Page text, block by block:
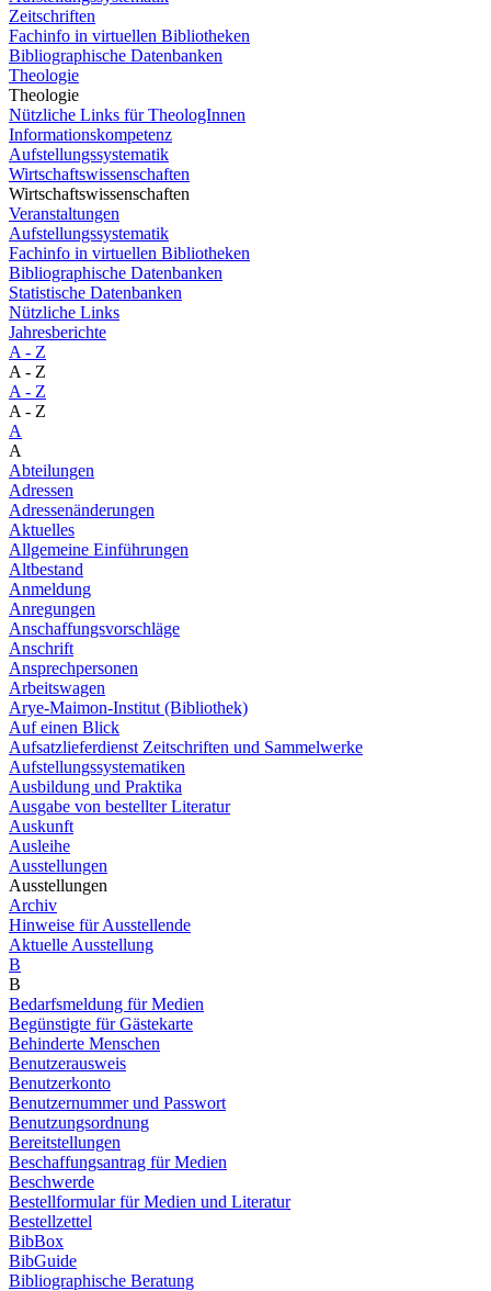
Zeitschriften
Fachinfo in virtuellen Bibliotheken
Bibliographische Datenbanken
Theologie
Theologie
Nützliche Links für TheologInnen
Informationskompetenz
Aufstellungssystematik
Wirtschaftswissenschaften
Wirtschaftswissenschaften
Veranstaltungen
Aufstellungssystematik
Fachinfo in virtuellen Bibliotheken
Bibliographische Datenbanken
Statistische Datenbanken
Nützliche Links
Jahresberichte
A - Z
A - Z
A - Z
A - Z
A
A
Abteilungen
Adressen
Adressenänderungen
Aktuelles
Allgemeine Einführungen
Altbestand
Anmeldung
Anregungen
Anschaffungsvorschläge
Anschrift
Ansprechpersonen
Arbeitswagen
Arye-Maimon-Institut (Bibliothek)
Auf einen Blick
Aufsatzlieferdienst Zeitschriften und Sammelwerke
Aufstellungssystematiken
Ausbildung und Praktika
Ausgabe von bestellter Literatur
Auskunft
Ausleihe
Ausstellungen
Ausstellungen
Archiv
Hinweise für Ausstellende
Aktuelle Ausstellung
B
B
Bedarfsmeldung für Medien
Begünstigte für Gästekarte
Behinderte Menschen
Benutzerausweis
Benutzerkonto
Benutzernummer und Passwort
Benutzungsordnung
Bereitstellungen
Beschaffungsantrag für Medien
Beschwerde
Bestellformular für Medien und Literatur
Bestellzettel
BibBox
BibGuide
Bibliographische Beratung